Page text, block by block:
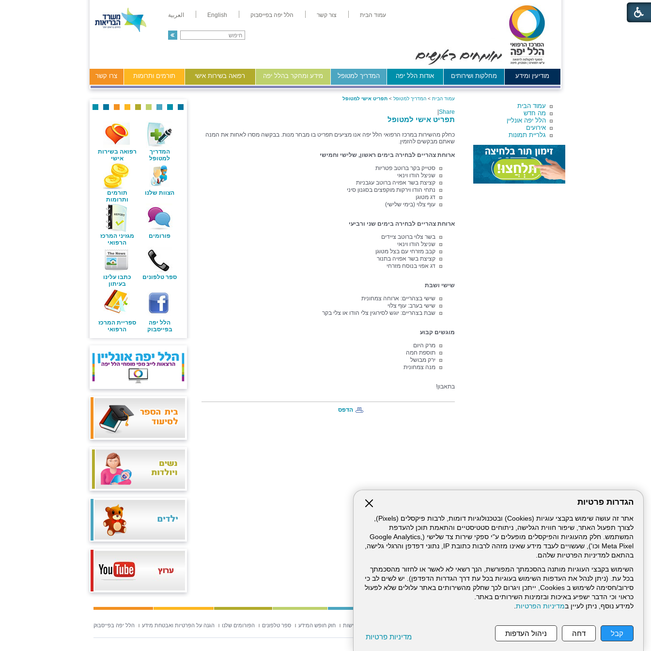
הגדרות פרטיות
אתר זה עושה שימוש בקבצי עוגיות (Cookies) ובטכנולוגיות דומות, לרבות פיקסלים (Pixels),
לצורך תפעול האתר, שיפור חווית הגלישה, ניתוחים סטטיסטיים והתאמת תוכן להעדפת
המשתמש. חלק מהעוגיות והפיקסלים מופעלים ע"י ספקי שירות צד שלישי (Google Analytics,
Meta Pixel וכו'), שעשויים לעבד מידע שאינו מזהה לרבות כתובת IP, נתוני דפדפן והרגלי גלישה,
בהתאם למדיניות הפרטיות שלהם.
השימוש בקבצי העוגיות מותנה בהסכמתך המפורשת, הנך רשאי לא לאשר או לחזור מהסכמתך
בכל עת. (ניתן לנהל את העדפות השימוש בעוגיות בכל עת דרך הגדרות הדפדפן). יש לשים לב כי
סירוב/חסימה לשימוש ב Cookies, ייתכן ויגרום לכך שחלק מהשירותים באתר עלולים שלא לפעול
כראוי וכי הדבר ישפיע באיכות ובזמינות השירותים באתר.
למידע נוסף, ניתן לעיין במדיניות הפרטיות.
קבל דחה ניהול העדפות מדיניות פרטיות
עמוד הבית צור קשר הלל יפה בפייסבוק English العربية
מודיעין ומידע מחלקות ושירותים אודות הלל יפה המדריך למטופל מידע ומחקר בהלל יפה רפואה בשירות אישי תורמים ותרומות צרו קשר
עמוד הבית
מה חדש
הלל יפה אונליין
אירועים
גלריית תמונות
עמוד הבית > המדריך למטופל > תפריט אישי למטופל
Share
תפריט אישי למטופל
כחלק מהשירות במרכז הרפואי הלל יפה אנו מציעים תפריט בו מבחר מנות. בבקשה מסרו לאחות את המנה
שאתם מבקשים להזמין.
ארוחת צהריים לבחירה בימים ראשון, שלישי וחמישי
סטייק בקר ברוטב פטריות
שניצל הודו וינאי
קציצת בשר אפויה ברוטב עגבניות
נתחי הודו וירקות מוקפצים בסגנון סיני
דג מטוגן
עוף צלוי (בימי שלישי)
ארוחת צהריים לבחירה בימים שני ורביעי
בשר צלוי ברוטב ציידים
שניצל הודו וינאי
קבב מזרחי עם בצל מטוגן
קציצת בשר אפויה בתנור
דג אפוי בנוסח מזרחי
שישי ושבת
שישי בצהריים: ארוחה צמחונית
שישי בערב: עוף צלוי
שבת בצהריים: יוגש לסירוגין צלי הודו או צלי בקר
מוגשים קבוע
מרק היום
תוספת חמה
ירק מבושל
מנה צמחונית
בתאבון!
הדפס
המדריך
למטופל
רפואה בשירות
אישי
הצוות שלנו
תורמים
ותרומות
פורומים
מגזיני המרכז
הרפואי
ספר טלפונים
כתבו עלינו
בעיתון
הלל יפה
בפייסבוק
ספריית המרכז
הרפואי
הצהרת נגישות חוק חופש המידע ספר טלפונים הפורומים שלנו הגנה על הפרטיות ואבטחת מידע הלל יפה בפייסבוק